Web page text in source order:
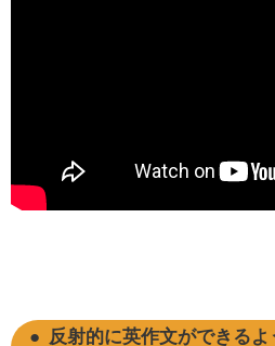
反射的に英作文ができる